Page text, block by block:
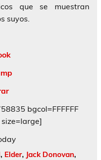
que se muestran
suyos.
bgcol=FFFFFF
, Elder, Jack Donovan,